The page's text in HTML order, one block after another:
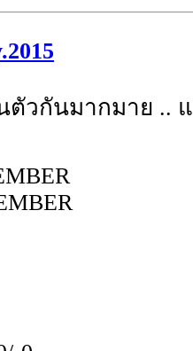
ตัวกันมากมาย ..